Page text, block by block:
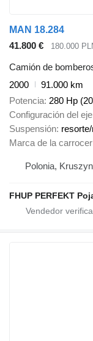
MAN 18.284
41.800 €
180.000
Camión de
2000
91.000 km
Potencia 280 Hp
Configuración del eje
Suspensión
Marca de la
Polonia, Kruszyn
FHUP PERFEKT